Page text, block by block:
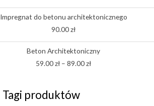
Impregnat do betonu architektonicznego
90.00zł
Beton Architektoniczny
59.00zł – 89.00zł
cen:
od
Tagi produktów